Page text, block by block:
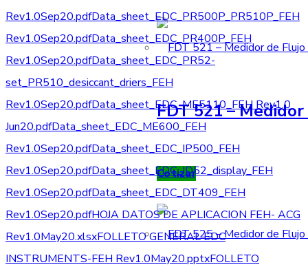
FDT 521 –
Cotizar
Rev1.0Sep20.pdfData_sheet_EDC_PR500P_PR510P_FEH
Rev1.0Sep20.pdfData_sheet_EDC_PR400P_FEH
Rev1.0Sep20.pdfData_sheet_EDC_PR52-
set_PR510_desiccant_driers_FEH
Rev1.0Sep20.pdfData_sheet_EDC_ME5110_FEH Rev1.0
Jun20.pdfData_sheet_EDC_ME600_FEH
Rev1.0Sep20.pdfData_sheet_EDC_IP500_FEH
Rev1.0Sep20.pdfData_sheet_EDC_ID52_display_FEH
Rev1.0Sep20.pdfData_sheet_EDC_DT409_FEH
Rev1.0Sep20.pdfHOJA DATOS DE APLICACION FEH- ACG
Rev1.0May20.xlsxFOLLETO GENERAL EDC
INSTRUMENTS-FEH Rev1.0May20.pptxFOLLETO